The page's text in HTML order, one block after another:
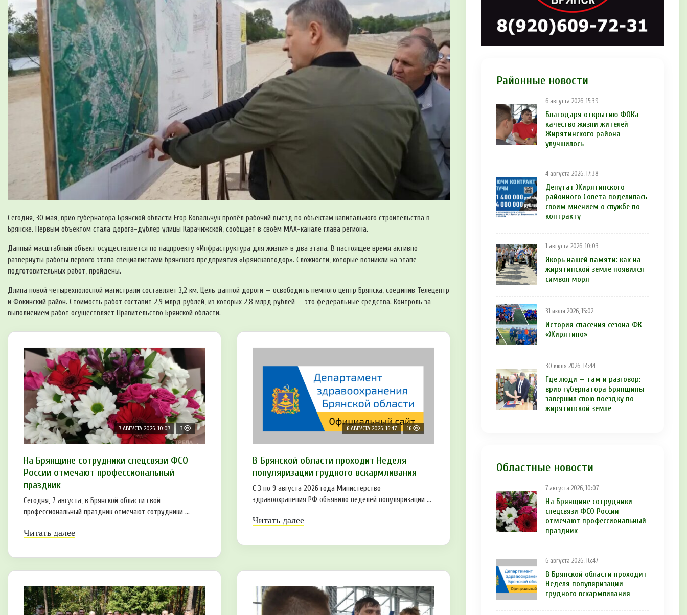
Сегодня, 30 мая, врио губернатора Брянской области Егор Ковальчук провёл рабочий выезд по объектам капитального строительства в
Брянске. Первым объектом стала дорога-дублер улицы Карачижской, сообщает в своём MAX-канале глава региона.
Данный масштабный объект осуществляется по нацпроекту «Инфраструктура для жизни» в два этапа. В настоящее время активно
развернуты работы первого этапа специалистами брянского предприятия «Брянскавтодор». Сложности, которые возникли на этапе
подготовительных работ, пройдены.
Длина новой четырехполосной магистрали составляет 3,2 км. Цель данной дороги — освободить немного центр Брянска, соединив Телецентр
и Фокинский район. Стоимость работ составит 2,9 млрд рублей, из которых 2,8 млрд рублей — это федеральные средства. Контроль за
выполнением работ осуществляет Правительство Брянской области.
7 АВГУСТА 2026, 10:07 3
На Брянщине сотрудники спецсвязи ФСО
России отмечают профессиональный
праздник
Сегодня, 7 августа, в Брянской области свой
профессиональный праздник отмечают сотрудники ...
Читать далее
6 АВГУСТА 2026, 16:47 16
В Брянской области проходит Неделя
популяризации грудного вскармливания
С 3 по 9 августа 2026 года Министерство
здравоохранения РФ объявило неделей популяризации ...
Читать далее
Районные новости
6 августа 2026, 15:39
Благодаря открытию ФОКа
качество жизни жителей
Жирятинского района
улучшилось
4 августа 2026, 17:38
Депутат Жирятинского
районного Совета поделилась
своим мнением о службе по
контракту
1 августа 2026, 10:03
Якорь нашей памяти: как на
жирятинской земле появился
символ моря
31 июля 2026, 15:02
История спасения сезона ФК
«Жирятино»
30 июля 2026, 14:44
Где люди — там и разговор:
врио губернатора Брянщины
завершил свою поездку по
жирятинской земле
Областные новости
7 августа 2026, 10:07
На Брянщине сотрудники
спецсвязи ФСО России
отмечают профессиональный
праздник
6 августа 2026, 16:47
В Брянской области проходит
Неделя популяризации
грудного вскармливания